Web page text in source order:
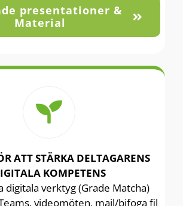
presentationer &
Material
ATT STÄRKA DELTAGARENS
KOMPETENS
digitala verktyg (Grade Matcha)
videomöten, mail/bifoga fil